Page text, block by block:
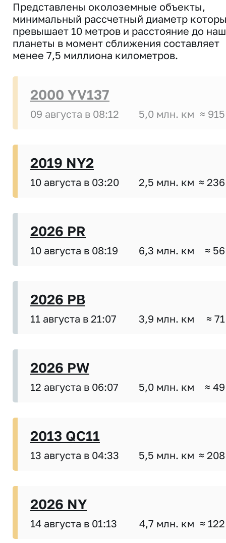
Представлены околоземные объекты,
минимальный рассчетный диаметр
превышает 10 метров и расстояние до
планеты в момент сближения составляет
менее 7,5 миллиона километров.
2000 YV137
09 августа в 08:12 5,0 млн. км ≈
2019 NY2
10 августа в 03:20 2,5 млн. км ≈
2026 PR
10 августа в 08:19 6,3 млн. км ≈
2026 PB
11 августа в 21:07 3,9 млн. км ≈
2026 PW
12 августа в 06:07 5,0 млн. км ≈
2013 QC11
13 августа в 04:33 5,5 млн. км ≈
2026 NY
14 августа в 01:13 4,7 млн. км ≈